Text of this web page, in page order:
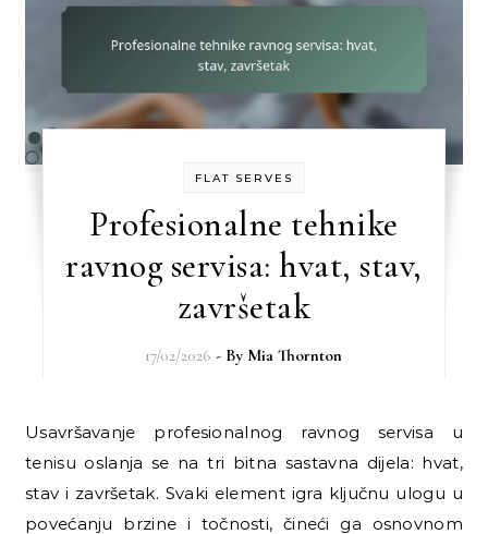
FLAT SERVES
Profesionalne tehnike
ravnog servisa: hvat, stav,
završetak
17/02/2026 - By Mia Thornton
Usavršavanje profesionalnog ravnog servisa u
tenisu oslanja se na tri bitna sastavna dijela: hvat,
stav i završetak. Svaki element igra ključnu ulogu u
povećanju brzine i točnosti, čineći ga osnovnom